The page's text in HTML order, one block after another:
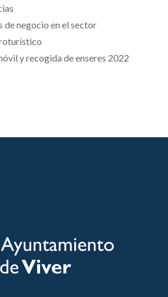
de negocio en el sector
y recogida de enseres 2022